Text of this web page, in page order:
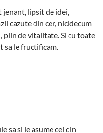
jenant, lipsit de idei,
cazute din cer, nicidecum
de vitalitate. Si cu toate
sa le fructificam.
sa si le asume cei din